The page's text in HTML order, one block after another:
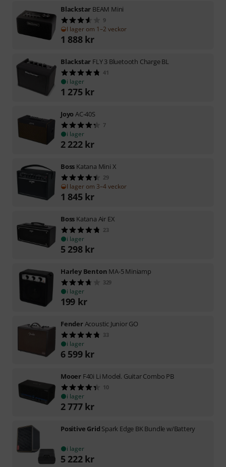
Blackstar BEAM Mini
9
I lager om 1–2 veckor
1 888 kr
Blackstar FLY 3 Bluetooth Charge BL
41
i lager
1 275 kr
JoyoAC-40S
7
i lager
2 222 kr
Boss Katana Mini X
29
I lager om 3–4 veckor
1 845 kr
Boss Katana Air EX
23
i lager
5 298 kr
Harley Benton MA-5 Miniamp
329
i lager
199 kr
FenderAcoustic Junior GO
33
i lager
6 599 kr
Mooer F40i Li Model. Guitar Combo PB
10
i lager
2 777 kr
Positive Grid Spark Edge BK Bundle w/Battery
i lager
5 222 kr